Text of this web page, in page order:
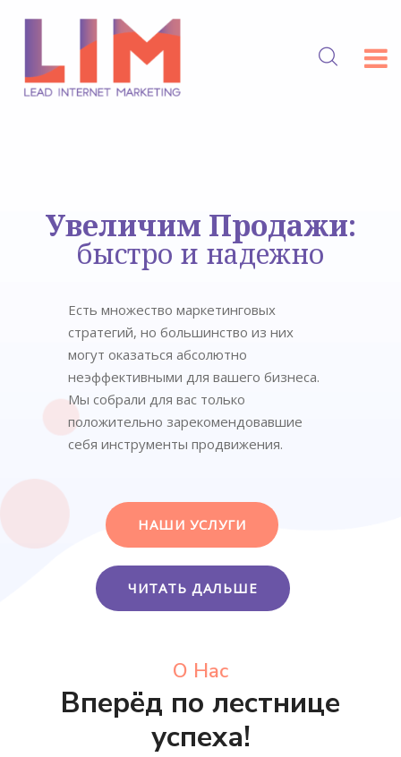
НАШИ УСЛУГИ
ЧИТАТЬ ДАЛЬШЕ
Есть множество маркетинговых
стратегий, но большинство из них
могут оказаться абсолютно
неэффективными для вашего бизнеса.
Мы собрали для вас только
положительно зарекомендовавшие
себя инструменты продвижения.
О Нас
Вперёд по лестнице
успеха!